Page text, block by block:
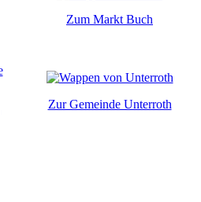
Zum Markt Buch
Zur Gemeinde Unterroth